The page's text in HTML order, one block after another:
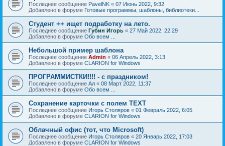
Последнее сообщение PavelNK « 07 Июнь 2022, 9:32
Добавлено в форуме Готовые программы, шаблоны, библиотеки...
Студент ++ ищет подработку на лето.
Последнее сообщение Губин Игорь « 27 Май 2022, 22:29
Добавлено в форуме Обо всем ...
Небольшой пример шаблона
Последнее сообщение Admin « 06 Апрель 2022, 3:13
Добавлено в форуме CLARION for Windows
ПРОГРАММИСТКИ!!!! - с праздником!
Последнее сообщение Ал « 08 Март 2022, 11:37
Добавлено в форуме Обо всем ...
Сохранение карточки с полем TEXT
Последнее сообщение Игорь Столяров « 01 Февраль 2022, 6:05
Добавлено в форуме CLARION for Windows
Облачный офис (тот, что Microsoft)
Последнее сообщение Игорь Столяров « 20 Январь 2022, 17:03
Добавлено в форуме CLARION for Windows